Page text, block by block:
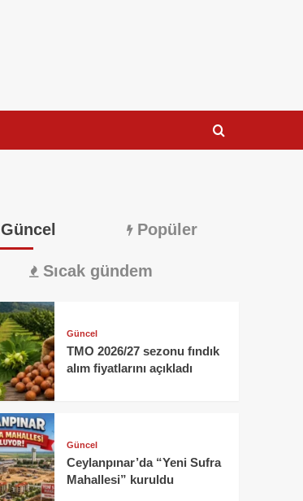
Güncel Popüler
Sıcak gündem
Güncel
TMO 2026/27 sezonu fındık
alım fiyatlarını açıkladı
Güncel
Ceylanpınar’da “Yeni Sufra
Mahallesi” kuruldu